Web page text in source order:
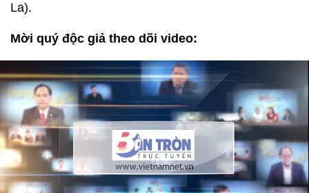
La).
Mời quý độc giả theo dõi video: